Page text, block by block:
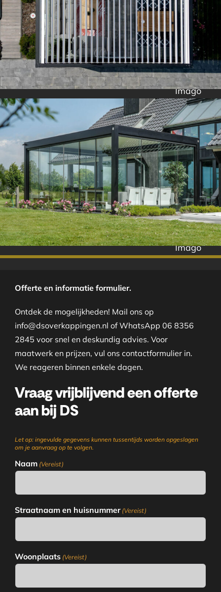
Imago
Imago
Offerte en informatie formulier.
Ontdek de mogelijkheden! Mail ons op
info@dsoverkappingen.nl of WhatsApp 06 8356
2845 voor snel en deskundig advies. Voor
maatwerk en prijzen, vul ons contactformulier in.
We reageren binnen enkele dagen.
Vraag vrijblijvend een offerte
aan bij DS
Let op: ingevulde gegevens kunnen tussentijds worden opgeslagen
om je aanvraag op te volgen.
Naam (Vereist)
Straatnaam en huisnummer (Vereist)
Woonplaats (Vereist)